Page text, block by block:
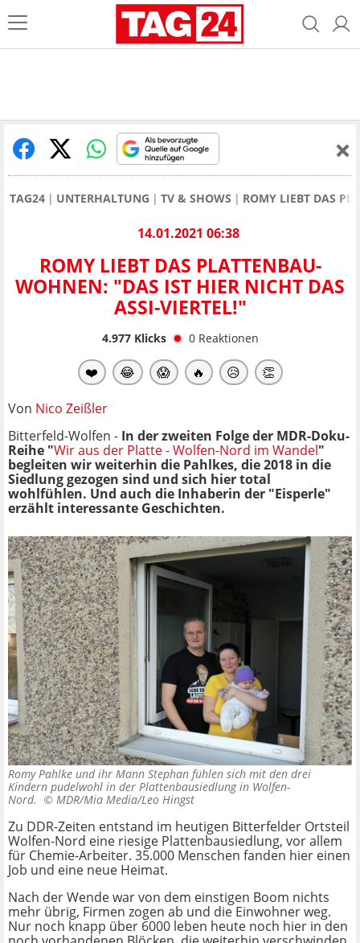
TAG24 UNTERHALTUNG TV & SHOWS ROMY LIEBT DAS
14.01.2021 06:38
ROMY LIEBT DAS PLATTENBAU-
WOHNEN: "DAS IST HIER NICHT DAS
ASSI-VIERTEL!"
4.977Klicks 0 Reaktionen
❤️ 😂 😱 🔥 😥 👏
Von Nico Zeißler
Bitterfeld-Wolfen - In der zweiten Folge der MDR-Doku-
Reihe "Wir aus der Platte - Wolfen-Nord im Wandel"
begleiten wir weiterhin die Pahlkes, die 2018 in die
Siedlung gezogen sind und sich hier total
wohlfühlen. Und auch die Inhaberin der "Eisperle"
erzählt interessante Geschichten.
Romy Pahlke und ihr Mann Stephan fühlen sich mit den drei
Kindern pudelwohl in der Plattenbausiedlung in Wolfen-
Nord. © MDR/Mia Media/Leo Hingst
Zu DDR-Zeiten entstand im heutigen Bitterfelder Ortsteil
Wolfen-Nord eine riesige Plattenbausiedlung, vor allem
für Chemie-Arbeiter. 35.000 Menschen fanden hier einen
Job und eine neue Heimat.
Nach der Wende war von dem einstigen Boom nichts
mehr übrig, Firmen zogen ab und die Einwohner weg.
Nur noch knapp über 6000 leben heute noch hier in den